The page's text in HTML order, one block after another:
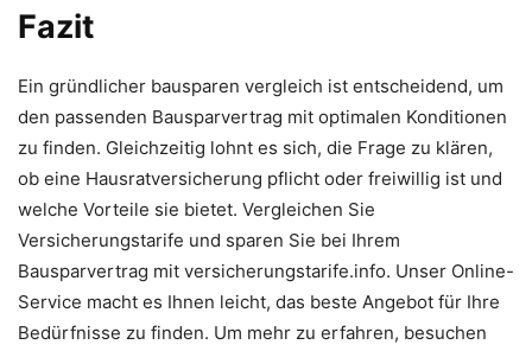
Fazit
Ein gründlicher bausparen vergleich ist entscheidend, um
den passenden Bausparvertrag mit optimalen Konditionen
zu finden. Gleichzeitig lohnt es sich, die Frage zu klären,
ob eine Hausratversicherung pflicht oder freiwillig ist und
welche Vorteile sie bietet. Vergleichen Sie
Versicherungstarife und sparen Sie bei Ihrem
Bausparvertrag mit versicherungstarife.info. Unser Online-
Service macht es Ihnen leicht, das beste Angebot für Ihre
Bedürfnisse zu finden. Um mehr zu erfahren, besuchen